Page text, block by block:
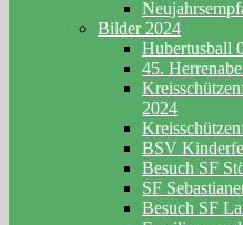
Bilder 2024
Hubertusball
45.
2024
BSV
Besuch SF
SF
Besuch SF